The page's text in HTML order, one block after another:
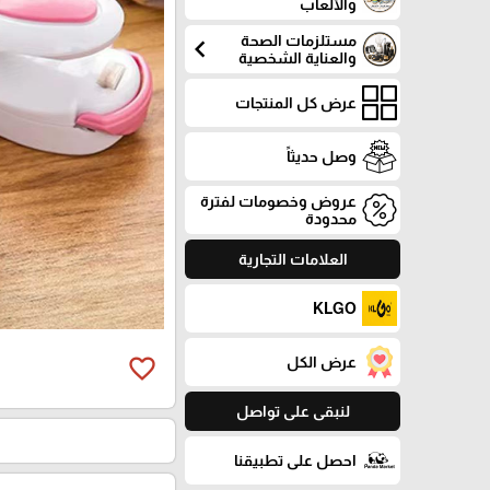
والألعاب
مستلزمات الصحة
والعناية الشخصية
chevron_left
عرض كل المنتجات
وصل حديثاً
عروض وخصومات لفترة
محدودة
العلامات التجارية
KLGO
عرض الكل
لنبقى على تواصل
احصل على تطبيقنا
favorite_border